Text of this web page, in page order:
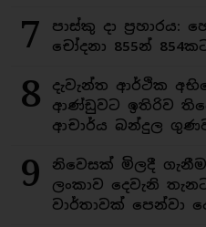
7
පාස්කු දා
චෝදනා 855න්
8
දැවැන්ත ආර්ථික
ආණ්ඩුවට ඉතිරිව
ආචාර්ය බන්දුල
9
නිවෙසක් මිලදී
ලංකාව දෙවැනි
වාර්තාවක් පෙන්වා